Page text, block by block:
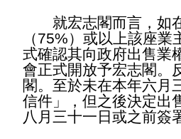
就宏志閣而言，如在
（75%）或以上該座
式確認其向政府出售業
會正式開放予宏志閣。
閣。至於未在本年六月
信件」，但之後決定出
八月三十一日或之前簽